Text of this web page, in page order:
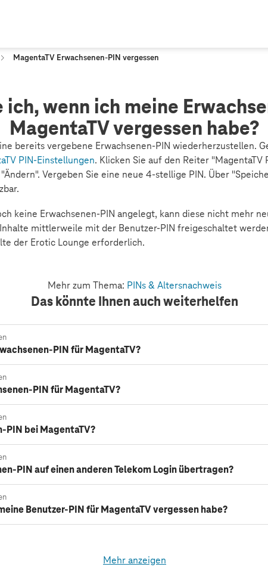
MagentaTV Erwachsenen-PIN vergessen
ich, wenn ich meine
MagentaTV vergessen habe?
bereits vergebene Erwachsenen-PIN wiederherzustellen.
PIN-Einstellungen. Klicken Sie auf den Reiter "MagentaTV
Vergeben Sie eine neue 4-stellige PIN. Über
keine Erwachsenen-PIN angelegt, kann diese nicht mehr
mittlerweile mit der Benutzer-PIN freigeschaltet
der Erotic Lounge erforderlich.
Mehr zum Thema: PINs & Altersnachweis
Das könnte Ihnen auch weiterhelfen
PIN für MagentaTV?
PIN für MagentaTV?
PIN bei MagentaTV?
PIN auf einen anderen Telekom Login übertragen?
Benutzer-PIN für MagentaTV vergessen habe?
Mehr anzeigen